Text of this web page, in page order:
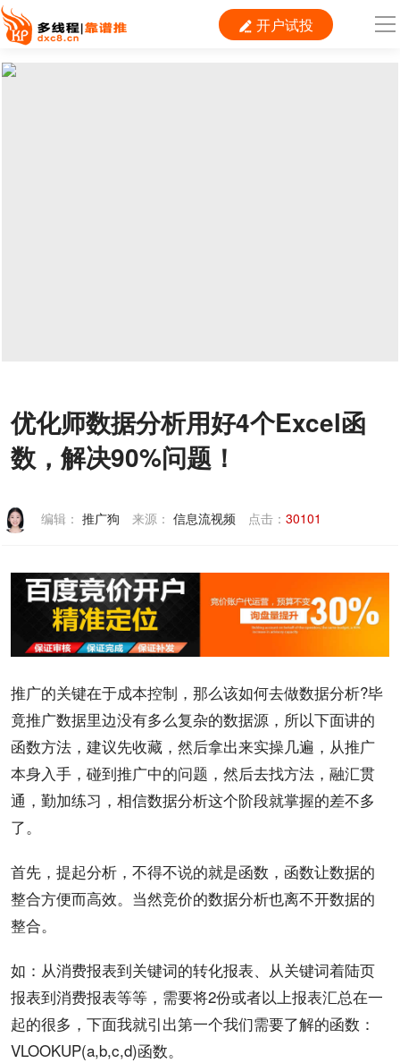
 开户试投
导
联系我们
优化师数据分析用好4个Excel函
数，解决90%问题！
编辑： 推广狗 来源： 信息流视频 点击： 30101
推广的关键在于成本控制，那么该如何去做数据分析?毕
竟推广数据里边没有多么复杂的数据源，所以下面讲的
函数方法，建议先收藏，然后拿出来实操几遍，从推广
本身入手，碰到推广中的问题，然后去找方法，融汇贯
通，勤加练习，相信数据分析这个阶段就掌握的差不多
了。
首先，提起分析，不得不说的就是函数，函数让数据的
整合方便而高效。当然竞价的数据分析也离不开数据的
整合。
如：从消费报表到关键词的转化报表、从关键词着陆页
报表到消费报表等等，需要将2份或者以上报表汇总在一
起的很多，下面我就引出第一个我们需要了解的函数：
VLOOKUP(a,b,c,d)函数。